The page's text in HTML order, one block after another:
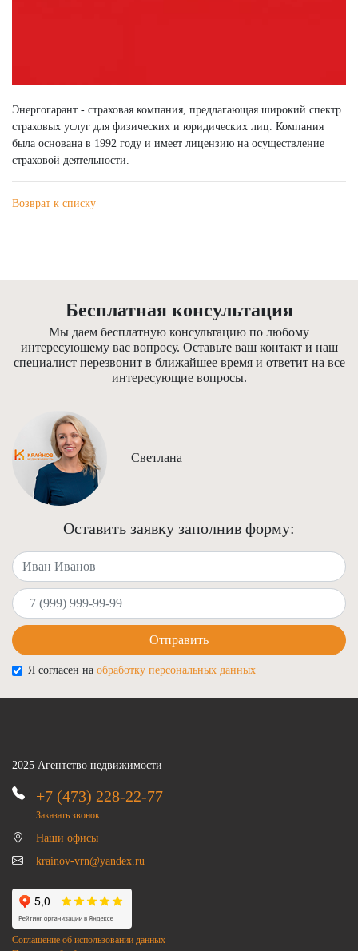
Энергогарант - страховая компания, предлагающая широкий спектр
страховых услуг для физических и юридических лиц. Компания
была основана в 1992 году и имеет лицензию на осуществление
страховой деятельности.
Возврат к списку
Бесплатная консультация
Мы даем бесплатную консультацию по любому
интересующему вас вопросу. Оставьте ваш контакт и наш
специалист перезвонит в ближайшее время и ответит на все
интересующие вопросы.
Светлана
Оставить заявку заполнив форму:
Ваше имя
Ваш телефон
Отправить
Я согласен на обработку персональных данных
2025 Агентство недвижимости
+7 (473) 228-22-77
Заказать звонок
Наши офисы
krainov-vrn@yandex.ru
Соглашение об использовании данных